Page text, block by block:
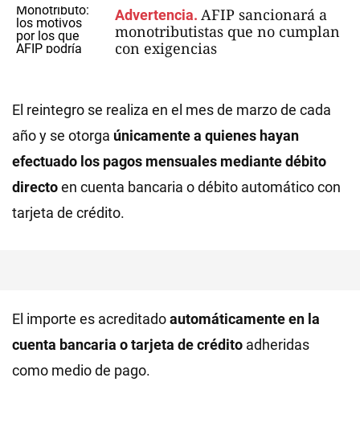
Advertencia. AFIP sancionará a
monotributistas que no cumplan
con exigencias
El reintegro se realiza en el mes de marzo de cada
año y se otorga únicamente a quienes hayan
efectuado los pagos mensuales mediante débito
directoen cuenta bancaria o débito automático con
tarjeta de crédito.
El importe es acreditadoautomáticamente en la
cuenta bancaria o tarjeta de crédito adheridas
como medio de pago.